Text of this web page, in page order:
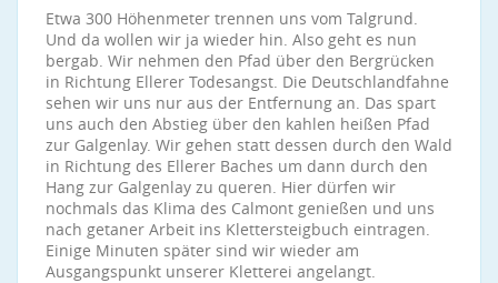
Etwa 300 Höhenmeter trennen uns vom Talgrund.
Und da wollen wir ja wieder hin. Also geht es nun
bergab. Wir nehmen den Pfad über den Bergrücken
in Richtung Ellerer Todesangst. Die Deutschlandfahne
sehen wir uns nur aus der Entfernung an. Das spart
uns auch den Abstieg über den kahlen heißen Pfad
zur Galgenlay. Wir gehen statt dessen durch den Wald
in Richtung des Ellerer Baches um dann durch den
Hang zur Galgenlay zu queren. Hier dürfen wir
nochmals das Klima des Calmont genießen und uns
nach getaner Arbeit ins Klettersteigbuch eintragen.
Einige Minuten später sind wir wieder am
Ausgangspunkt unserer Kletterei angelangt.